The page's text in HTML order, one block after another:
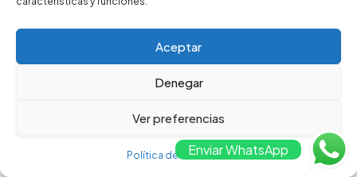
Aceptar
Denegar
Ver preferencias
Política de Privacidad
Informes Detallados:
Obtenga acceso a datos
precisos para tomar
decisiones informadas.
Protección 24/7:Nuestra
Enviar WhatsApp